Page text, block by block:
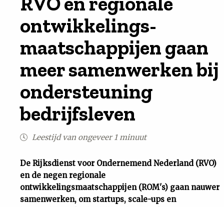
Achtergrond
Uit
Feiten
Cijfers
Tuchtrecht
ontwikkelings-
maatschappijen gaan
meer samenwerken bij
ondersteuning
bedrijfsleven
Leestijd van ongeveer 1 minuut
De Rijksdienst voor Ondernemend Nederland (RVO)
en de negen regionale
ontwikkelingsmaatschappijen (ROM's) gaan nauwer
samenwerken, om startups, scale-ups en